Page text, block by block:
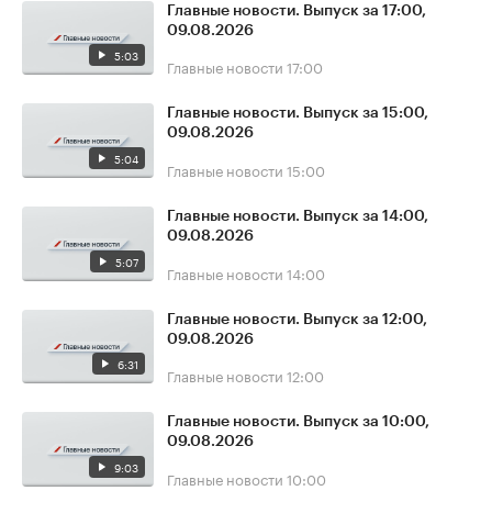
5:03
Главные новости. Выпуск за 17:00,
09.08.2026
Главные новости 17:00
5:04
Главные новости. Выпуск за 15:00,
09.08.2026
Главные новости 15:00
5:07
Главные новости. Выпуск за 14:00,
09.08.2026
Главные новости 14:00
6:31
Главные новости. Выпуск за 12:00,
09.08.2026
Главные новости 12:00
9:03
Главные новости. Выпуск за 10:00,
09.08.2026
Главные новости 10:00